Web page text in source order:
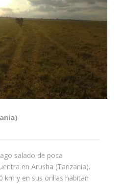
salado de poca
en Arusha (Tanzania).
km y en sus orillas habitan